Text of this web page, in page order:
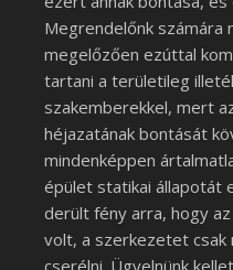
Megrendelőnk számára
megelőzően ezúttal
tartani a területileg
szakemberekkel, mert
héjazatának bontását
mindenképpen
épület statikai állapotát
derült fény arra, hogy
volt, a szerkezetet
cserélni. Ügyelnünk